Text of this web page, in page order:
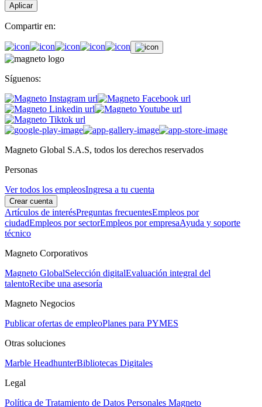
Aplicar
Compartir en:
Síguenos:
Magneto Global S.A.S, todos los derechos reservados
Personas
Ver todos los empleosIngresa a tu cuenta
Crear cuenta
Artículos de interésPreguntas frecuentesEmpleos por
ciudadEmpleos por sectorEmpleos por empresaAyuda y soporte
técnico
Magneto Corporativos
Magneto GlobalSelección digitalEvaluación integral del
talentoRecibe una asesoría
Magneto Negocios
Publicar ofertas de empleoPlanes para PYMES
Otras soluciones
Marble HeadhunterBibliotecas Digitales
Legal
Política de Tratamiento de Datos Personales Magneto